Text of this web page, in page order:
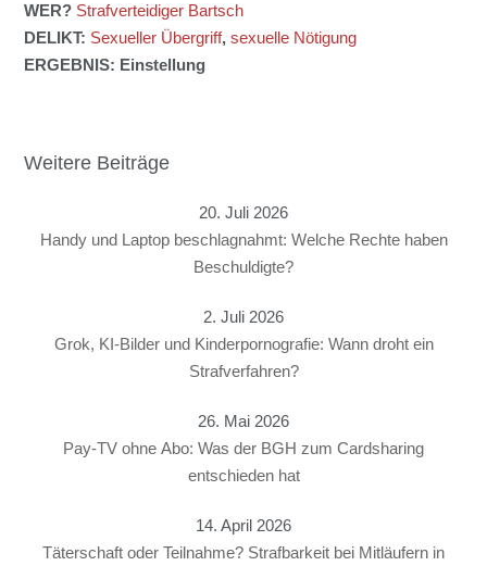
WER? Strafverteidiger Bartsch
DELIKT: Sexueller Übergriff,sexuelle Nötigung
ERGEBNIS: Einstellung
Weitere Beiträge
20. Juli 2026
Handy und Laptop beschlagnahmt: Welche Rechte haben
Beschuldigte?
2. Juli 2026
Grok, KI-Bilder und Kinderpornografie: Wann droht ein
Strafverfahren?
26. Mai 2026
Pay-TV ohne Abo: Was der BGH zum Cardsharing
entschieden hat
14. April 2026
Täterschaft oder Teilnahme? Strafbarkeit bei Mitläufern in